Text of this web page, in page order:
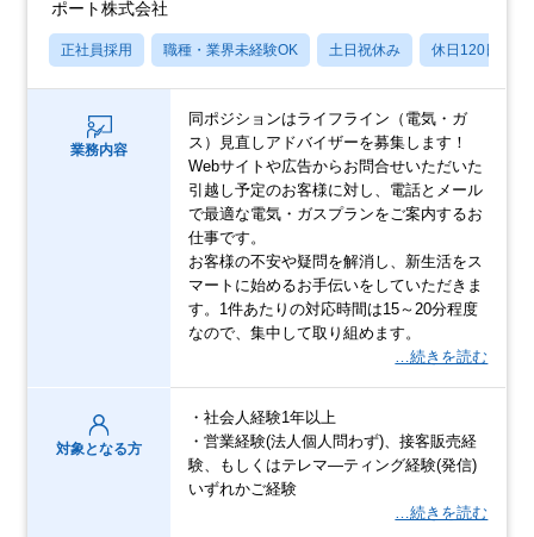
ポート株式会社
正社員採用 職種・業界未経験OK 土日祝休み 休日120日以上
業務内容
同ポジションはライフライン（電気・ガ
ス）見直しアドバイザーを募集します！
Webサイトや広告からお問合せいただいた
引越し予定のお客様に対し、電話とメール
で最適な電気・ガスプランをご案内するお
仕事です。
お客様の不安や疑問を解消し、新生活をス
マートに始めるお手伝いをしていただきま
す。1件あたりの対応時間は15～20分程度
なので、集中して取り組めます。
…続きを読む
対象となる方
・社会人経験1年以上
・営業経験(法人個人問わず)、接客販売経
験、もしくはテレマ―ティング経験(発信)
いずれかご経験
…続きを読む